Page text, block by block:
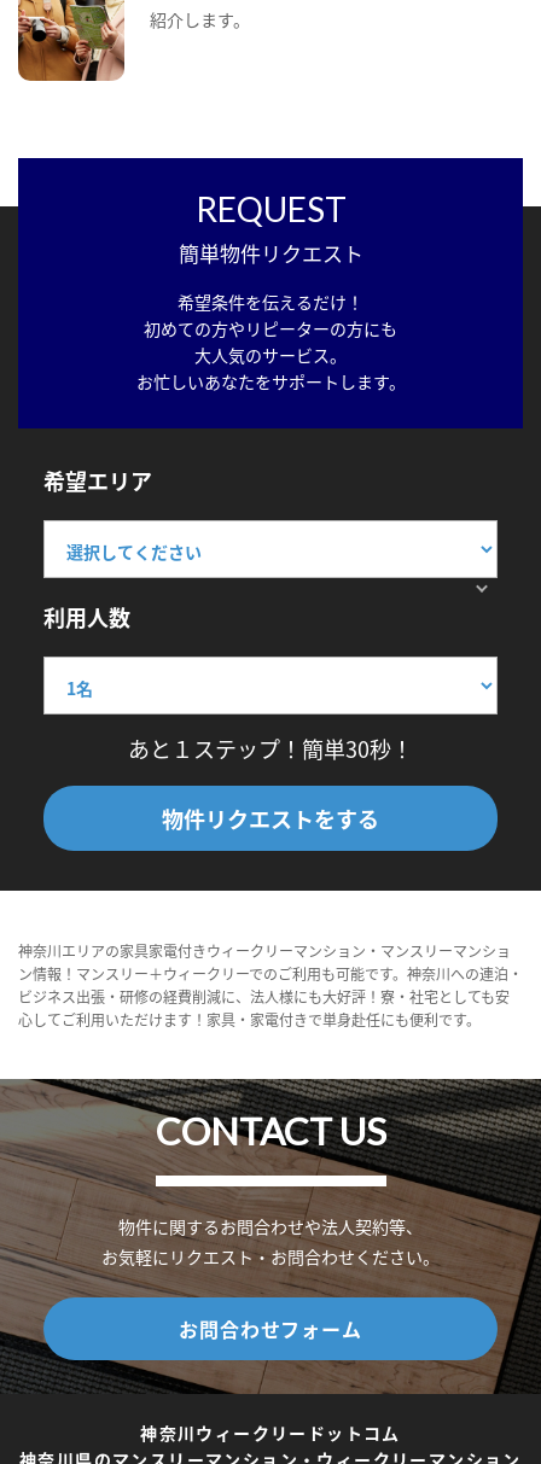
紹介します。
REQUEST
簡単物件リクエスト
希望条件を伝えるだけ！
初めての方やリピーターの方にも
大人気のサービス。
お忙しいあなたをサポートします。
希望エリア
利用人数
あと１ステップ！簡単30秒！
物件リクエストをする
神奈川エリアの家具家電付きウィークリーマンション・マンスリーマンショ
ン情報！マンスリー＋ウィークリーでのご利用も可能です。神奈川への連泊・
ビジネス出張・研修の経費削減に、法人様にも大好評！寮・社宅としても安
心してご利用いただけます！家具・家電付きで単身赴任にも便利です。
CONTACT US
物件に関するお問合わせや法人契約等、
お気軽にリクエスト・お問合わせください。
お問合わせフォーム
神奈川ウィークリードットコム